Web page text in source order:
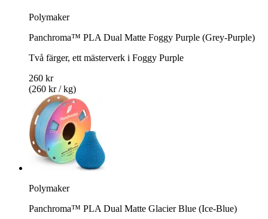
Polymaker
Panchroma™ PLA Dual Matte Foggy Purple (Grey-Purple)
Två färger, ett mästerverk i Foggy Purple
260 kr
(260 kr / kg)
Polymaker
Panchroma™ PLA Dual Matte Glacier Blue (Ice-Blue)